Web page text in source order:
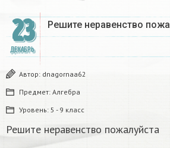
23
ДЕКАБРЬ
Решите неравенство
Автор: dnagornaa62
Предмет: Алгебра
Уровень: 5 - 9 класс
Решите неравенство пожалуйста